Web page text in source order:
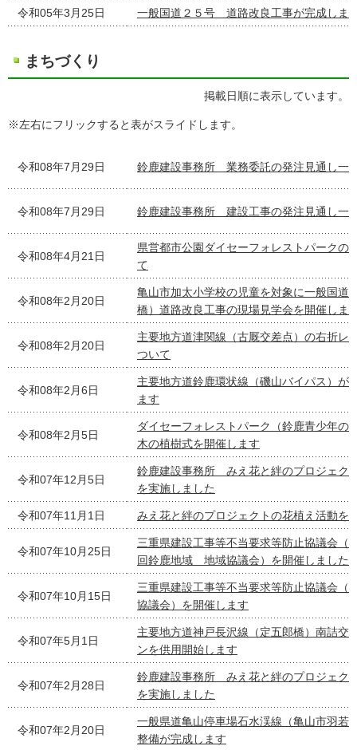
令和05年3月25日 一般国道２５号 道路改良工事が完成しま
まちづくり
掲載日順に表示しています。
※左右にフリックすると表がスライドします。
令和08年7月29日 鈴鹿建設事務所 業務委託の発注見通し一
令和08年7月29日 鈴鹿建設事務所 建設工事の発注見通し一
令和08年4月21日
県営都市公園ダイセーフォレストパークの
て
令和08年2月20日
亀山市加太小学校の児童を対象に一般国道
橋）道路改良工事の現場見学会を開催しま
令和08年2月20日
主要地方道津関線（古厩交差点）の右折レ
ついて
令和08年2月6日
主要地方道鈴鹿環状線（磯山バイパス）が
ます
令和08年2月5日
ダイセーフォレストパーク（鈴鹿青少年の
木の植樹式を開催します
令和07年12月5日
鈴鹿建設事務所 みえ花と絆のプロジェク
を実施しました
令和07年11月1日 みえ花と絆のプロジェクトの花植え活動を
令和07年10月25日
三重県建設工事等不当要求等防止協議会（
回鈴鹿地域 地域協議会）を開催しました
令和07年10月15日
三重県建設工事等不当要求等防止協議会
協議会）を開催します
令和07年5月1日
主要地方道神戸長沢線（定五郎橋）南詰交
ンを供用開始します
令和07年2月28日
鈴鹿建設事務所 みえ花と絆のプロジェク
を実施しました
令和07年2月20日
一般県道亀山停車場石水渓線（亀山市羽若
整備が完成します